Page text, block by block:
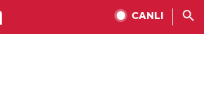
CANLI